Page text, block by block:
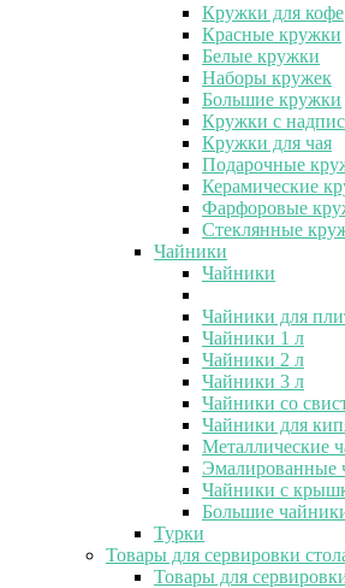
Кружки для кофе
Красные кружки
Белые кружки
Наборы кружек
Большие кружки
Кружки с
Кружки для чая
Подарочные
Керамические
Фарфоровые
Стеклянные
Чайники
Чайники
Чайники для
Чайники 1 л
Чайники 2 л
Чайники 3 л
Чайники со
Чайники для
Металлические
Эмалированные
Чайники с
Большие
Турки
Товары для сервировки
Товары для